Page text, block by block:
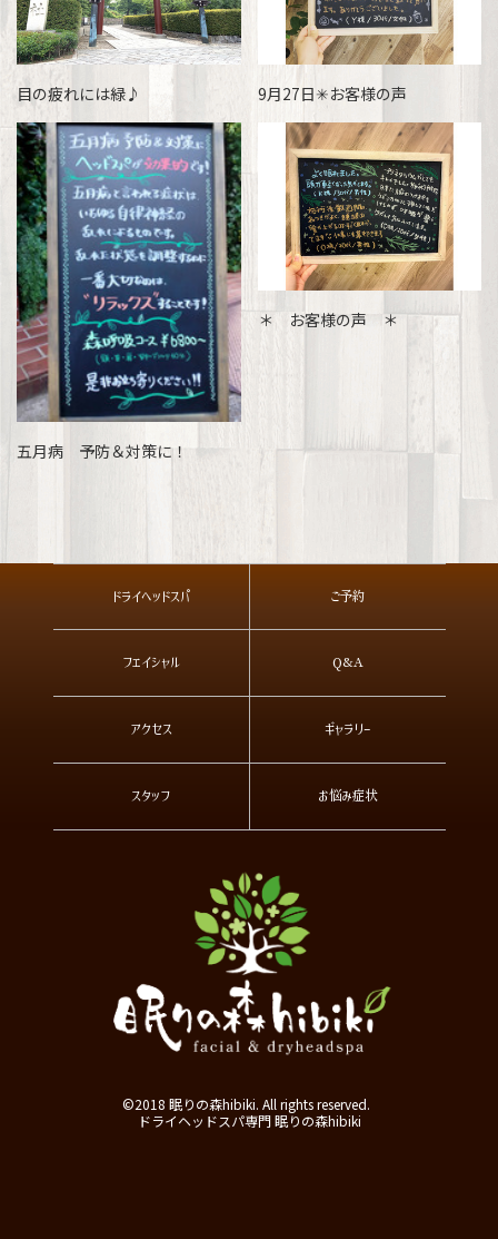
目の疲れには緑♪ 9月27日✳お客様の声
五月病 予防＆対策に！
＊ お客様の声 ＊
ドライヘッドスパ ご予約
フェイシャル Q&A
アクセス ギャラリー
スタッフ お悩み症状
©2018 眠りの森hibiki. All rights reserved.
ドライヘッドスパ専門 眠りの森hibiki